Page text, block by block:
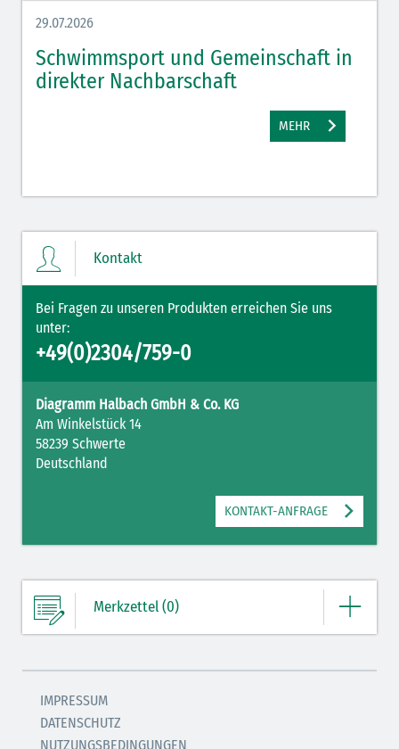
29.07.2026
Schwimmsport und Gemeinschaft in
direkter Nachbarschaft
MEHR
Kontakt
Bei Fragen zu unseren Produkten erreichen Sie uns
unter:
+49(0)2304/759-0
Diagramm Halbach GmbH & Co. KG
Am Winkelstück 14
58239 Schwerte
Deutschland
KONTAKT-ANFRAGE
Merkzettel (0)
IMPRESSUM
DATENSCHUTZ
NUTZUNGSBEDINGUNGEN